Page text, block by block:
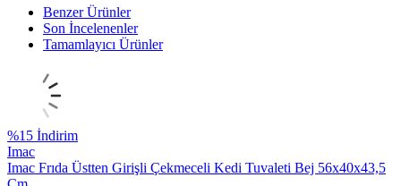
Benzer Ürünler
Son İncelenenler
Tamamlayıcı Ürünler
%15 İndirim
Imac
Imac Frıda Üstten Girişli Çekmeceli Kedi Tuvaleti Bej 56x40x43,5